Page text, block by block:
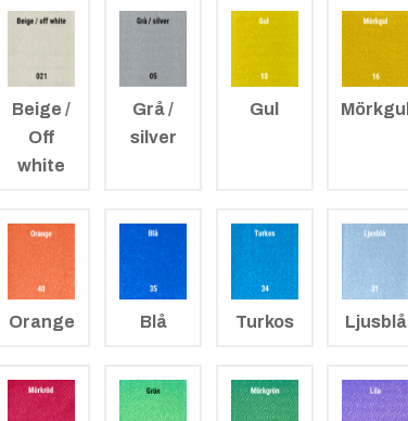
Beige /
Off
white
Grå /
silver
Gul Mörkgul
Orange Blå Turkos Ljusblå